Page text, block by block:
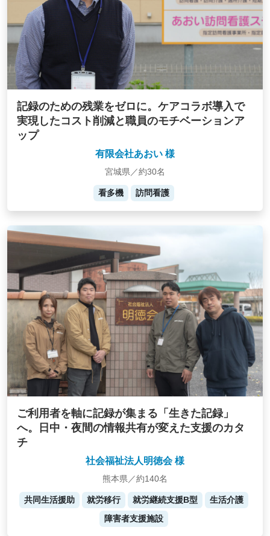
記録のための残業をゼロに。ケアコラボ導入で
実現したコスト削減と職員のモチベーションア
ップ
有限会社あおい 様
宮城県／約30名
看多機 訪問看護
ご利用者を軸に記録が集まる「生きた記録」
へ。日中・夜間の情報共有が変えた支援のカタ
チ
社会福祉法人明徳会 様
熊本県／約140名
共同生活援助 就労移行 就労継続支援B型
生活介護
障害者支援施設